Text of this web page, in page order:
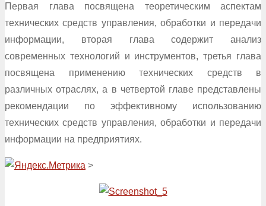
Первая глава посвящена теоретическим аспектам
технических средств управления, обработки и передачи
информации, вторая глава содержит анализ
современных технологий и инструментов, третья глава
посвящена применению технических средств в
различных отраслях, а в четвертой главе представлены
рекомендации по эффективному использованию
технических средств управления, обработки и передачи
информации на предприятиях.
>